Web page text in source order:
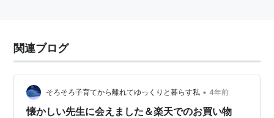
関連ブログ
そろそろ子育てから離れてゆっくりと暮らす私 • 4年前
懐かしい先生に会えました＆楽天でのお買い物